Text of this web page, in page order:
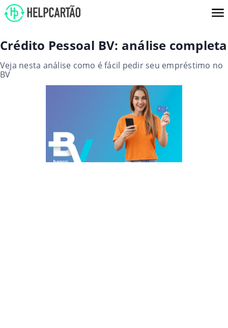
Crédito Pessoal BV: análise completa
Veja nesta análise como é fácil pedir seu empréstimo no
BV